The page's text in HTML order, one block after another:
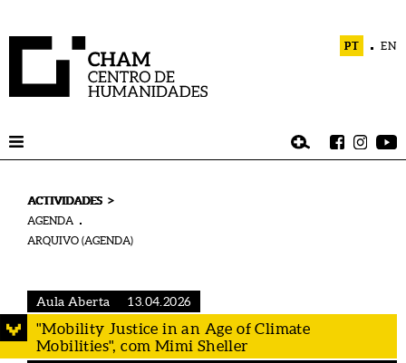
PT EN
ACTIVIDADES >
AGENDA
ARQUIVO (AGENDA)
Aula Aberta 13.04.2026
"Mobility Justice in an Age of Climate
Mobilities", com Mimi Sheller